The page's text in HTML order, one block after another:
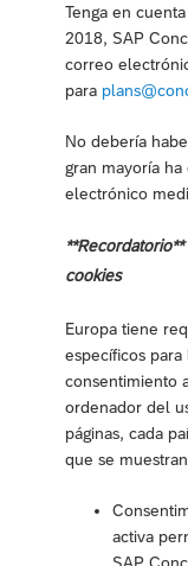
Tenga en
2018, SAP
correo
para
No debería
gran mayoría
electrónico
cookies
Europa tiene
específicos para
consentimiento
ordenador del
páginas, cada
que se
activa